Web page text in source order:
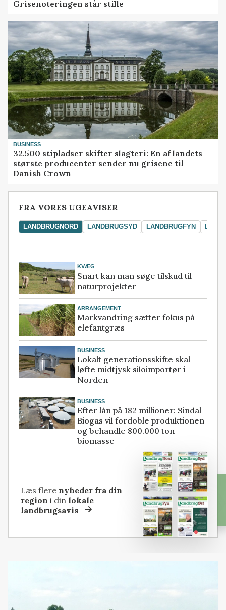
Grisenoteringen står stille
BUSINESS
32.500 stipladser skifter slagteri: En af landets
største producenter sender nu grisene til
Danish Crown
FRA VORES UGEAVISER
LANDBRUGNORD LANDBRUGSYD LANDBRUGFYN
KVÆG
Snart kan man søge tilskud til
naturprojekter
ARRANGEMENT
Markvandring sætter fokus på
elefantgræs
BUSINESS
Lokalt generationsskifte skal
løfte midtjysk siloimportør i
Norden
BUSINESS
Efter lån på 182 millioner: Sindal
Biogas vil fordoble produktionen
og behandle 800.000 ton
biomasse
Læs flere nyheder fra din
region i dinlokale
landbrugsavis